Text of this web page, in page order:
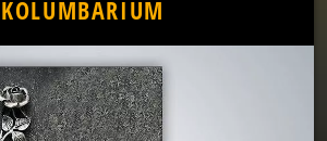
KOLUMBARIUM